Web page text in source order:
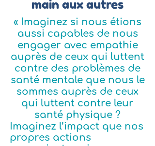
main aux autres
« Imaginez si nous étions
aussi capables de nous
engager avec empathie
auprès de ceux qui luttent
contre des problèmes de
santé mentale que nous le
sommes auprès de ceux
qui luttent contre leur
santé physique ?
Imaginez l’impact que nos
propres actions